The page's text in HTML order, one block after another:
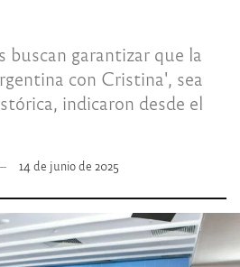
buscan garantizar que la
con Cristina', sea
indicaron desde el
14 de junio de 2025